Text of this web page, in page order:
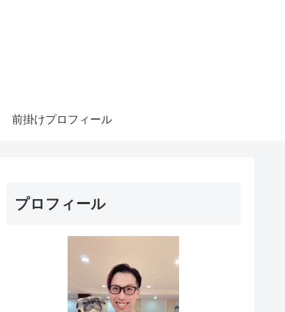
前掛けプロフィール
プロフィール